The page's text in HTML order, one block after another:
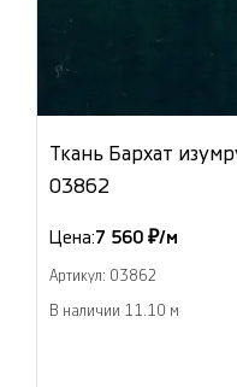
Ткань Бархат
03862
Цена:7 560 ₽/м
Артикул: 03862
В наличии 11.10 м